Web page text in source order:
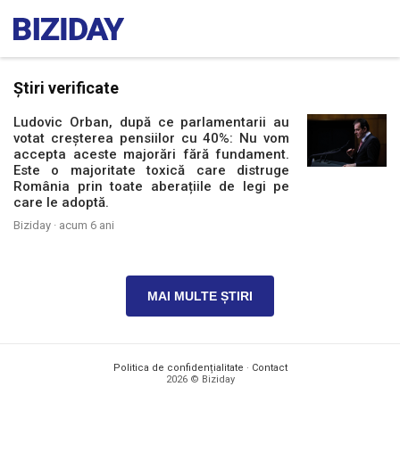
Știri verificate
Ludovic Orban, după ce parlamentarii au
votat creșterea pensiilor cu 40%: Nu vom
accepta aceste majorări fără fundament.
Este o majoritate toxică care distruge
România prin toate aberațiile de legi pe
care le adoptă.
Biziday · acum 6 ani
MAI MULTE ȘTIRI
Politica de confidențialitate · Contact
2026 © Biziday